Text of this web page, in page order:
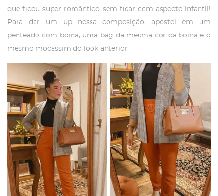
que ficou super romântico sem ficar com aspecto infantil!
Para dar um up nessa composição, apostei em um
penteado com boina, uma bag da mesma cor da boina e o
mesmo mocassim do look anterior.